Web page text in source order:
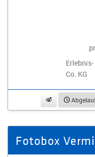
Co. KG
beobachten